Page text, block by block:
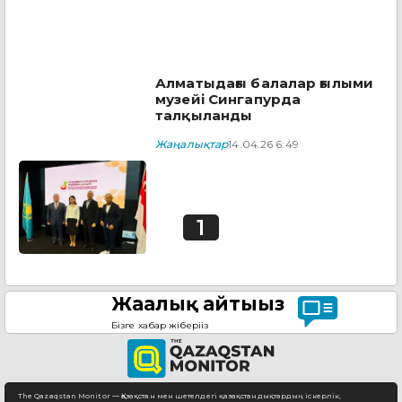
Алматыдағы балалар ғылыми
музейі Сингапурда
талқыланды
Жаңалықтар14.04.26 6:49
1
Жаңалық айтыңыз
Бізге хабар жіберіңіз
The Qazaqstan Monitor — Қазақстан мен шетелдегі қазақстандықтардың іскерлік,